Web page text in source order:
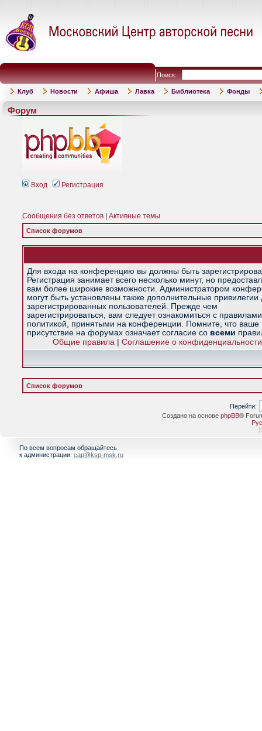
Поиск:
Клуб Новости Афиша Лавка Библиотека Фонды
Форум
Вход Регистрация
Сообщения без ответов Активные темы
Список форумов
Для входа на конференцию вы должны быть
Регистрация занимает всего несколько минут, но
вам более широкие возможности. Администратором
могут быть установлены также дополнительные привилегии
зарегистрированных пользователей. Прежде чем
зарегистрироваться, вам следует ознакомиться с
политикой, принятыми на конференции. Помните, что ваше
присутствие на форумах означает согласие со всеми
Общие правила| Соглашение о конфиденциальности
Список форумов
Перейти:
Создано на основе phpBB®
[
По всем вопросам обращайтесь
к администрации: cap@ksp-msk.ru